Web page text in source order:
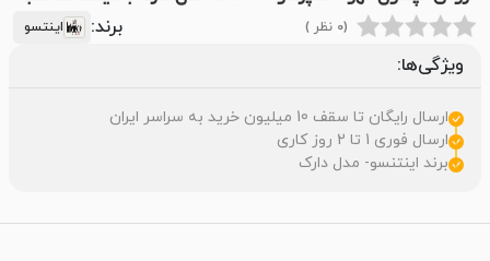
(0 نظر ) برند: اینتسو
ویژگی‌ها:
ارسال رایگان تا سقف 10 میلیون خرید به سراسر ایران
ارسال فوری 1 تا 2 روز کاری
برند اینتنسو- مدل دارک